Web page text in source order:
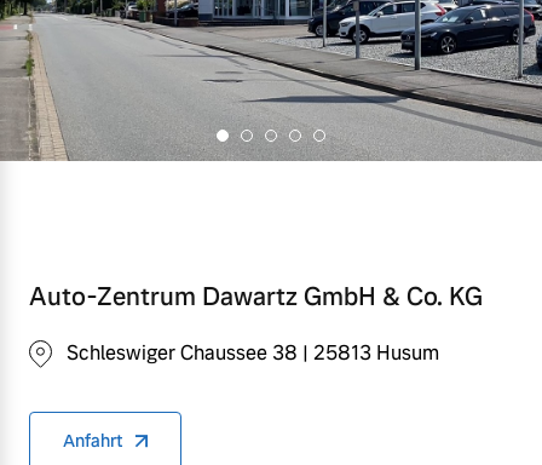
Auto-Zentrum Dawartz GmbH & Co. KG
Schleswiger Chaussee 38 | 25813 Husum
Anfahrt